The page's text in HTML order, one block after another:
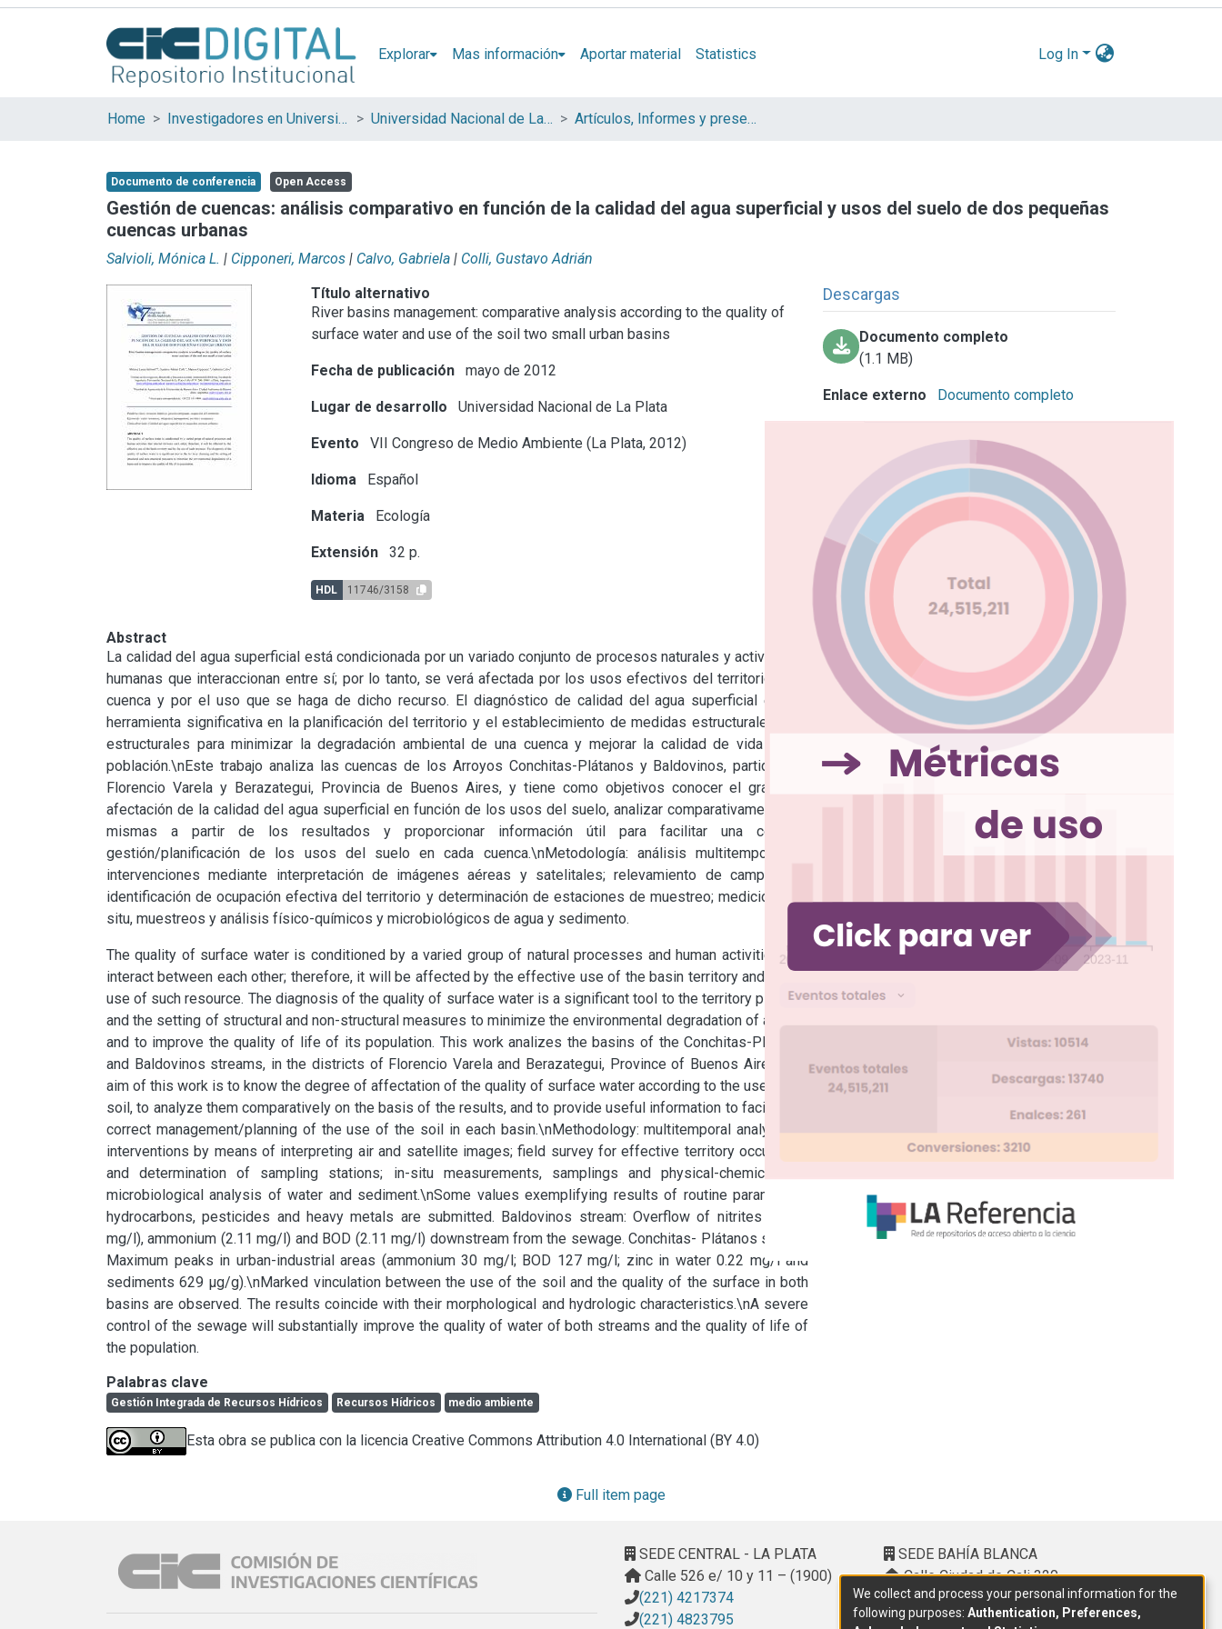
Explorar Mas información Aportar material Statistics Log In
Home Investigadores en Universidades Nacionales de la provincia de Buenos Aires Universidad Nacional de La Plata (UNLP) Artículos, Informes y presentaciones en Congresos (UNLP)
Documento de conferencia Open Access
Gestión de cuencas: análisis comparativo en función de la calidad del agua superficial y usos del suelo de dos pequeñas
cuencas urbanas
Salvioli, Mónica L. | Cipponeri, Marcos | Calvo, Gabriela | Colli, Gustavo Adrián
Título alternativo
River basins management: comparative analysis according to the quality of
surface water and use of the soil two small urban basins
Fecha de publicación mayo de 2012
Lugar de desarrollo Universidad Nacional de La Plata
Evento VII Congreso de Medio Ambiente (La Plata, 2012)
Idioma Español
Materia Ecología
Extensión 32 p.
HDL 11746/3158
Descargas
Documento completo
(1.1 MB)
Enlace externo Documento completo
Abstract
La calidad del agua superficial está condicionada por un variado conjunto de procesos naturales y actividades
humanas que interaccionan entre sí; por lo tanto, se verá afectada por los usos efectivos del territorio en la
cuenca y por el uso que se haga de dicho recurso. El diagnóstico de calidad del agua superficial es una
herramienta significativa en la planificación del territorio y el establecimiento de medidas estructurales y no
estructurales para minimizar la degradación ambiental de una cuenca y mejorar la calidad de vida de su
población.\nEste trabajo analiza las cuencas de los Arroyos Conchitas-Plátanos y Baldovinos, partidos de
Florencio Varela y Berazategui, Provincia de Buenos Aires, y tiene como objetivos conocer el grado de
afectación de la calidad del agua superficial en función de los usos del suelo, analizar comparativamente las
mismas a partir de los resultados y proporcionar información útil para facilitar una correcta
gestión/planificación de los usos del suelo en cada cuenca.\nMetodología: análisis multitemporal de
intervenciones mediante interpretación de imágenes aéreas y satelitales; relevamiento de campo para
identificación de ocupación efectiva del territorio y determinación de estaciones de muestreo; mediciones in
situ, muestreos y análisis físico-químicos y microbiológicos de agua y sedimento.
The quality of surface water is conditioned by a varied group of natural processes and human activities that
interact between each other; therefore, it will be affected by the effective use of the basin territory and by the
use of such resource. The diagnosis of the quality of surface water is a significant tool to the territory planning
and the setting of structural and non-structural measures to minimize the environmental degradation of a basin
and to improve the quality of life of its population. This work analizes the basins of the Conchitas-Plátanos
and Baldovinos streams, in the districts of Florencio Varela and Berazategui, Province of Buenos Aires. The
aim of this work is to know the degree of affectation of the quality of surface water according to the use of the
soil, to analyze them comparatively on the basis of the results, and to provide useful information to facilitate a
correct management/planning of the use of the soil in each basin.\nMethodology: multitemporal analysis of
interventions by means of interpreting air and satellite images; field survey for effective territory occupation
and determination of sampling stations; in-situ measurements, samplings and physical-chemical and
microbiological analysis of water and sediment.\nSome values exemplifying results of routine parameters,
hydrocarbons, pesticides and heavy metals are submitted. Baldovinos stream: Overflow of nitrites (0.386
mg/l), ammonium (2.11 mg/l) and BOD (2.11 mg/l) downstream from the sewage. Conchitas- Plátanos stream:
Maximum peaks in urban-industrial areas (ammonium 30 mg/l; BOD 127 mg/l; zinc in water 0.22 mg/l and
sediments 629 μg/g).\nMarked vinculation between the use of the soil and the quality of the surface in both
basins are observed. The results coincide with their morphological and hydrologic characteristics.\nA severe
control of the sewage will substantially improve the quality of water of both streams and the quality of life of
the population.
Palabras clave
Gestión Integrada de Recursos Hídricos Recursos Hídricos medio ambiente
Esta obra se publica con la licencia Creative Commons Attribution 4.0 International (BY 4.0)
Full item page
SEDE CENTRAL - LA PLATA
Calle 526 e/ 10 y 11 – (1900)
(221) 4217374
(221) 4823795
SEDE BAHÍA BLANCA
Calle Ciudad de Cali 320 –
(8000). Universidad Provincial del
Sudoeste (UPSO)
We collect and process your personal information for the
following purposes: Authentication, Preferences,